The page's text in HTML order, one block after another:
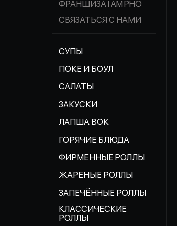
ФРАНШИЗА I AM PHO
СВЯЗАТЬСЯ С НАМИ
СУПЫ
ПОКЕ И БОУЛ
САЛАТЫ
ЗАКУСКИ
ЛАПША ВОК
ГОРЯЧИЕ БЛЮДА
ФИРМЕННЫЕ РОЛЛЫ
ЖАРЕНЫЕ РОЛЛЫ
ЗАПЕЧЁННЫЕ РОЛЛЫ
КЛАССИЧЕСКИЕ
РОЛЛЫ